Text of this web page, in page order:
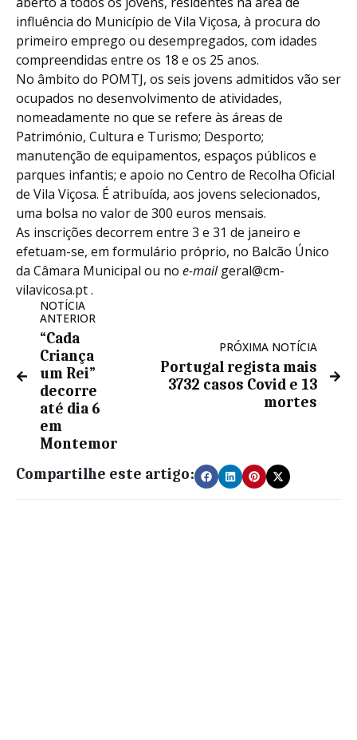
influência do Município de Vila Viçosa, à procura do
primeiro emprego ou desempregados, com idades
compreendidas entre os 18 e os 25 anos.
No âmbito do POMTJ, os seis jovens admitidos vão ser
ocupados no desenvolvimento de atividades,
nomeadamente no que se refere às áreas de
Património, Cultura e Turismo; Desporto;
manutenção de equipamentos, espaços públicos e
parques infantis; e apoio no Centro de Recolha Oficial
de Vila Viçosa. É atribuída, aos jovens selecionados,
uma bolsa no valor de 300 euros mensais.
As inscrições decorrem entre 3 e 31 de janeiro e
efetuam-se, em formulário próprio, no Balcão Único
da Câmara Municipal ou no e-mailgeral@cm-
vilavicosa.pt .
NOTÍCIA
ANTERIOR
“Cada
Criança
um Rei”
decorre
até dia 6
em
Montemor
PRÓXIMA NOTÍCIA
Portugal regista mais
3732 casos Covid e 13
mortes
Compartilhe este artigo: